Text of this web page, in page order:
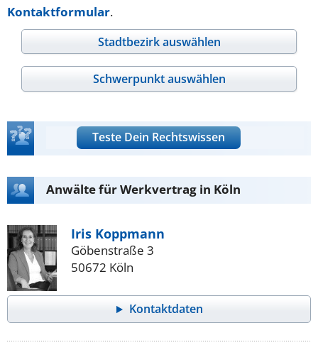
Kontaktformular.
Stadtbezirk auswählen
Schwerpunkt auswählen
Teste Dein Rechtswissen
Anwälte für Werkvertrag in Köln
Iris Koppmann
Göbenstraße 3
50672 Köln
Kontaktdaten